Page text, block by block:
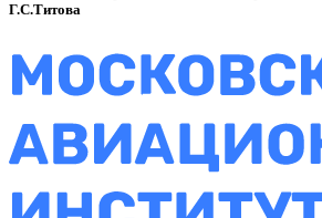
Г.С.Титова